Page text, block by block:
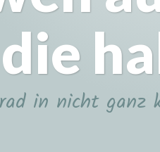
die
in nicht ganz